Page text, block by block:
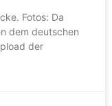
Fotos: Da
dem deutschen
der